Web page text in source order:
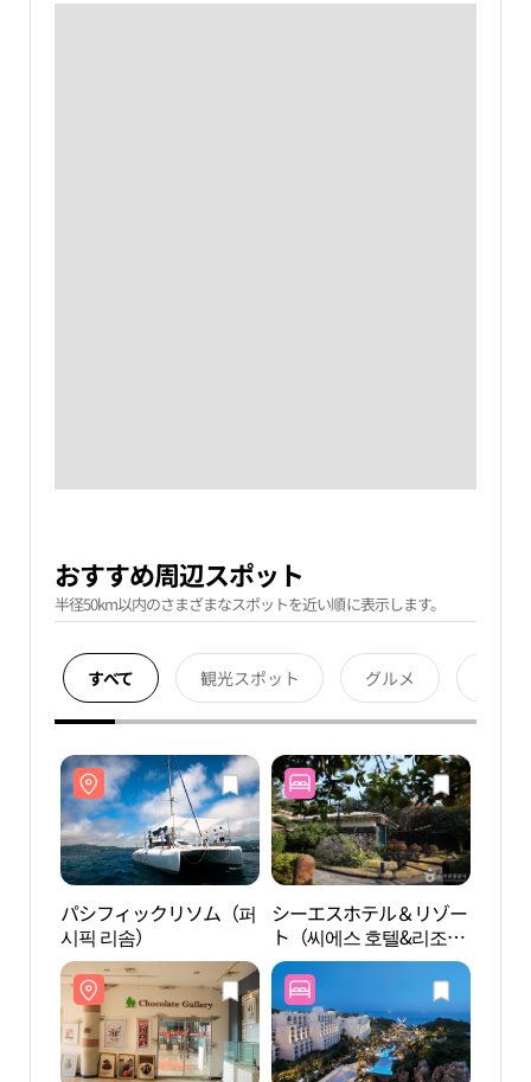
おすすめ周辺スポット
半径50km以内のさまざまなスポットを近い順に表示します。
すべて 観光スポット グルメ
パシフィックリソム（퍼
시픽 리솜）
シーエスホテル＆リゾー
ト（씨에스 호텔&리조
트）